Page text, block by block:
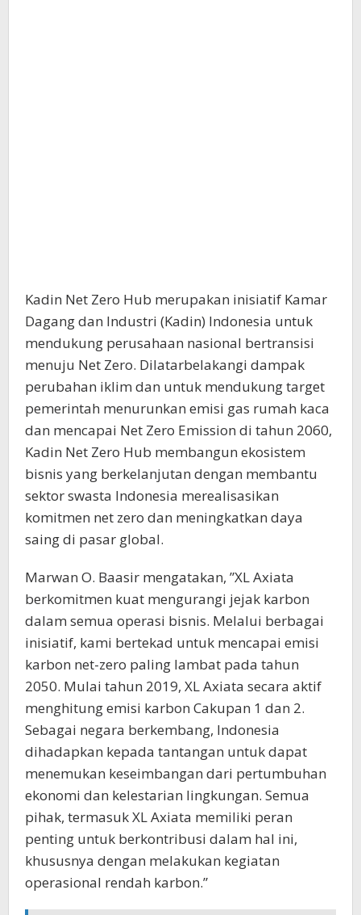
Kadin Net Zero Hub merupakan inisiatif Kamar
Dagang dan Industri (Kadin) Indonesia untuk
mendukung perusahaan nasional bertransisi
menuju Net Zero. Dilatarbelakangi dampak
perubahan iklim dan untuk mendukung target
pemerintah menurunkan emisi gas rumah kaca
dan mencapai Net Zero Emission di tahun 2060,
Kadin Net Zero Hub membangun ekosistem
bisnis yang berkelanjutan dengan membantu
sektor swasta Indonesia merealisasikan
komitmen net zero dan meningkatkan daya
saing di pasar global.
Marwan O. Baasir mengatakan, ”XL Axiata
berkomitmen kuat mengurangi jejak karbon
dalam semua operasi bisnis. Melalui berbagai
inisiatif, kami bertekad untuk mencapai emisi
karbon net-zero paling lambat pada tahun
2050. Mulai tahun 2019, XL Axiata secara aktif
menghitung emisi karbon Cakupan 1 dan 2.
Sebagai negara berkembang, Indonesia
dihadapkan kepada tantangan untuk dapat
menemukan keseimbangan dari pertumbuhan
ekonomi dan kelestarian lingkungan. Semua
pihak, termasuk XL Axiata memiliki peran
penting untuk berkontribusi dalam hal ini,
khususnya dengan melakukan kegiatan
operasional rendah karbon.”